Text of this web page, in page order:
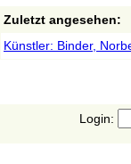
Zuletzt angesehen:
Künstler: Binder,
Login: